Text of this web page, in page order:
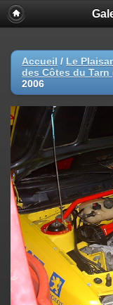
Accueil / Le
des Côtes du Tarn
2006